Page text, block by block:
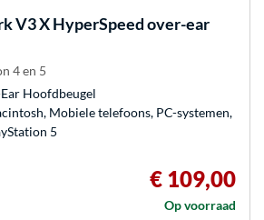
V3 X HyperSpeed over-ear
4 en 5
Hoofdbeugel
Mobiele telefoons, PC-systemen,
5
€ 109,00
Op voorraad